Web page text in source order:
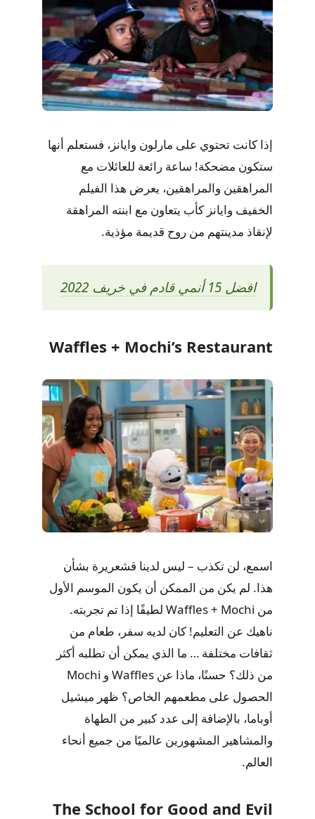
إذا كانت تحتوي على مارلون وايانز، فستعلم أنها
ستكون مضحكة! ساعة رائعة للعائلات مع
المراهقين والمراهقين، يعرض هذا الفيلم
الخفيف وايانز كأب يتعاون مع ابنته المراهقة
لإنقاذ مدينتهم من روح قديمة مؤذية.
افضل 15 أنمي قادم في خريف 2022
Waffles + Mochi’s Restaurant
اسمع، لن تكذب – ليس لدينا قشعريرة بشأن
هذا. لم يكن من الممكن أن يكون الموسم الأول
من Waffles + Mochi لطيفًا إذا تم تجربته.
ناهيك عن التعليم! كان لديه سفر، طعام من
ثقافات مختلفة … ما الذي يمكن أن تطلبه أكثر
من ذلك؟ حسنًا، ماذا عن Waffles و Mochi
الحصول على مطعمهم الخاص؟ ظهر ميشيل
أوباما، بالإضافة إلى عدد كبير من الطهاة
والمشاهير المشهورين عالميًا من جميع أنحاء
العالم.
The School for Good and Evil